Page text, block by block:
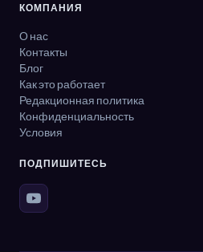
КОМПАНИЯ
О нас
Контакты
Блог
Как это работает
Редакционная политика
Конфиденциальность
Условия
ПОДПИШИТЕСЬ